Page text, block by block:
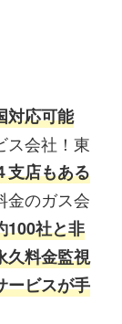
対応可能
ス会社！東
支店もある
金のガス会
100社と非
久料金監視
ービスが手